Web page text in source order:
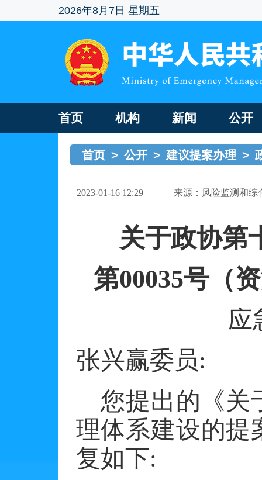
2026年8月7日 星期五
首页 机构 新闻 公开
首页 > 公开 > 建议提案办理 >
2023-01-16 12:29 来源：风险监测和综
关于政协第
第00035号（
应
张兴赢委员:
您提出的《关
理体系建设的提
复如下: